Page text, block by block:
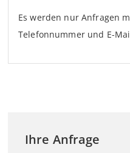
Es werden nur Anfragen
Telefonnummer und E-
Ihre Anfrage